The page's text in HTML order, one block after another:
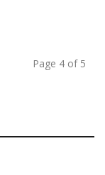
Page 4 of 5